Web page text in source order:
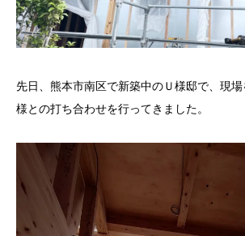
先日、熊本市南区で新築中のＵ様邸で、現
様との打ち合わせを行ってきました。